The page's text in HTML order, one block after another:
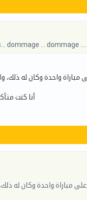
dommage … dommage
مباراة واحدة وكان له
أنا كنت
مباراة واحدة وكان له